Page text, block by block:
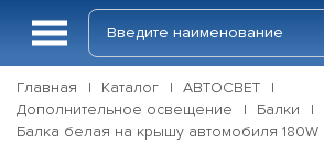
Главная Каталог
АВТОСВЕТ
Дополнительное освещение
Балки
Балка белая на крышу автомобиля 180W